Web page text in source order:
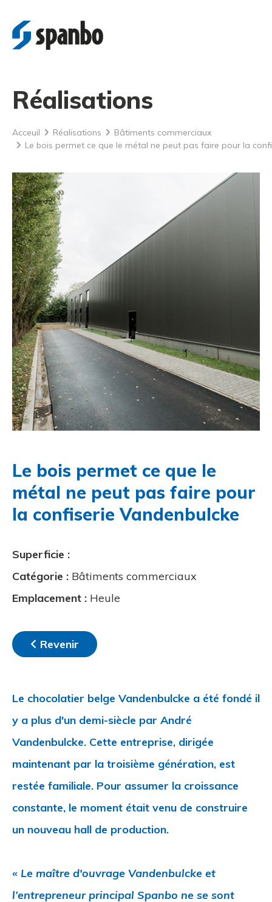
Réalisations
Acceuil Réalisations
Bâtiments commerciaux
Le bois permet ce que le métal ne peut pas faire pour la
Le bois permet ce que le
métal ne peut pas faire pour
la confiserie Vandenbulcke
Superficie :
Catégorie : Bâtiments commerciaux
Emplacement : Heule
Revenir
Le chocolatier belge Vandenbulcke a été fondé il
y a plus d'un demi-siècle par André
Vandenbulcke. Cette entreprise, dirigée
maintenant par la troisième génération, est
restée familiale. Pour assumer la croissance
constante, le moment était venu de construire
un nouveau hall de production.
« Le maître d'ouvrage Vandenbulcke et
l’entrepreneur principal Spanbo ne se sont